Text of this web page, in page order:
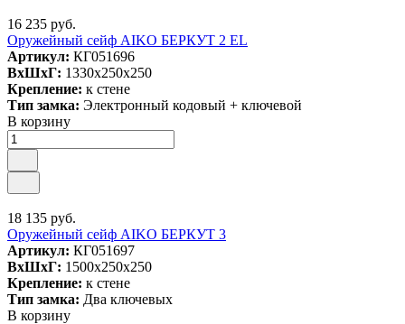
16 235 руб.
Оружейный сейф AIKO БЕРКУТ 2 EL
Артикул: КГ051696
ВxШxГ: 1330x250x250
Крепление: к стене
Тип замка: Электронный кодовый + ключевой
В корзину
18 135 руб.
Оружейный сейф AIKO БЕРКУТ 3
Артикул: КГ051697
ВxШxГ: 1500x250x250
Крепление: к стене
Тип замка: Два ключевых
В корзину